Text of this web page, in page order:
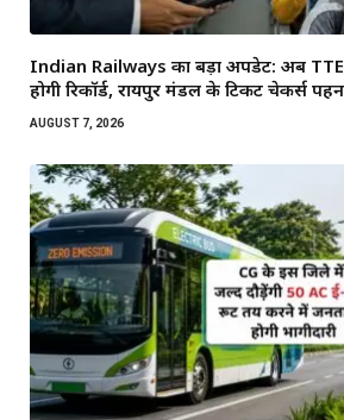
Indian Railways का बड़ा अपडेट: अब
होगी रिकॉर्ड, रायपुर मंडल के टिकट चेकर्स
AUGUST 7, 2026